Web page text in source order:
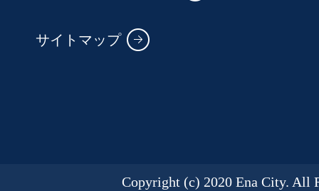
サイトマップ
Copyright (c) 2020 Ena City. All